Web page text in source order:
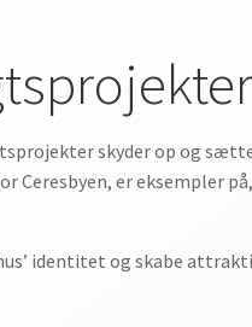
skyder op og
Ceresbyen, er eksempler
identitet og skabe